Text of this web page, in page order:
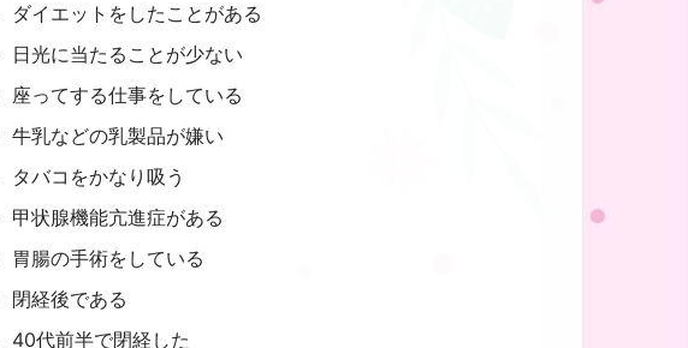
ダイエットをしたことがある
日光に当たることが少ない
座ってする仕事をしている
牛乳などの乳製品が嫌い
タバコをかなり吸う
甲状腺機能亢進症がある
胃腸の手術をしている
閉経後である
40代前半で閉経した